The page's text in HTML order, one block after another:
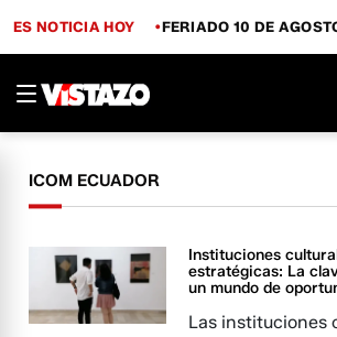
ES NOTICIA HOY FERIADO 10 DE
ICOM ECUADOR
Instituciones
estratégicas: La
un mundo de
Las instituciones